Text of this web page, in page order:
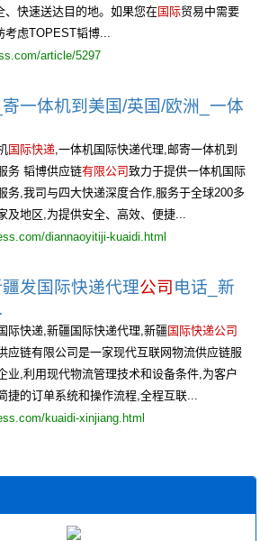
、快速送达目的地。如果您在国际贸易中需要
考虑TOPEST韬博...
article/5297
_寄一体机到美国/英国/欧洲_一体
国际快递,一体机国际快递代理,邮寄一体机到
务 韬博供应链有限公司致力于提供一体机国际
务,我司与四大快递深度合作,服务于全球200多
及地区,为提供安全、高效、便捷...
diannaoyitiji-kuaidi.html
疆发国际快递代理公司 电话_新
际快递,新疆国际快递代理,新疆国际快递公司
应链有限公司是一家现代互联网物流供应链服
业,利用现代物流管理技术和设备条件,为客户
捷的订单系统和操作流程,全程互联...
kuaidi-xinjiang.html